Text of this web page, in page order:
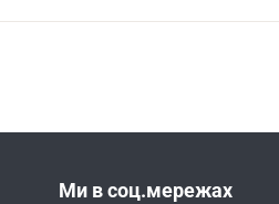
Ми в соц.мережах